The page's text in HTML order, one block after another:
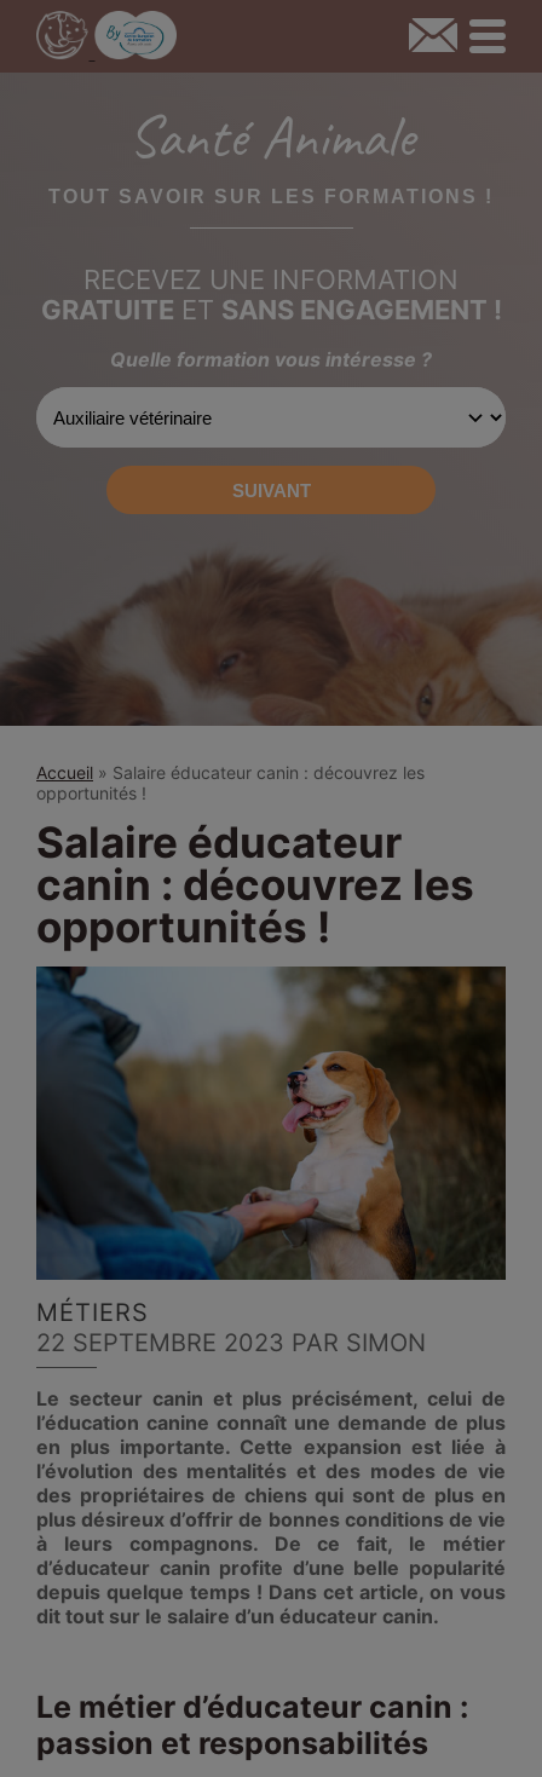
Santé Animale
TOUT SAVOIR SUR LES FORMATIONS !
RECEVEZ UNE INFORMATION
GRATUITE ET SANS ENGAGEMENT !
Quelle formation vous intéresse ?
Accueil » Salaire éducateur canin : découvrez les
opportunités !
Salaire éducateur
canin : découvrez les
opportunités !
MÉTIERS
22 SEPTEMBRE 2023 PAR SIMON
Le secteur canin et plus précisément, celui de
l’éducation canine connaît une demande de plus
en plus importante. Cette expansion est liée à
l’évolution des mentalités et des modes de vie
des propriétaires de chiens qui sont de plus en
plus désireux d’offrir de bonnes conditions de vie
à leurs compagnons. De ce fait, le métier
d’éducateur canin profite d’une belle popularité
depuis quelque temps ! Dans cet article, on vous
dit tout sur le salaire d’un éducateur canin.
Le métier d’éducateur canin :
passion et responsabilités